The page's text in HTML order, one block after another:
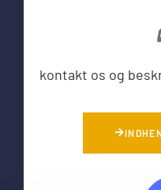
kontakt os og